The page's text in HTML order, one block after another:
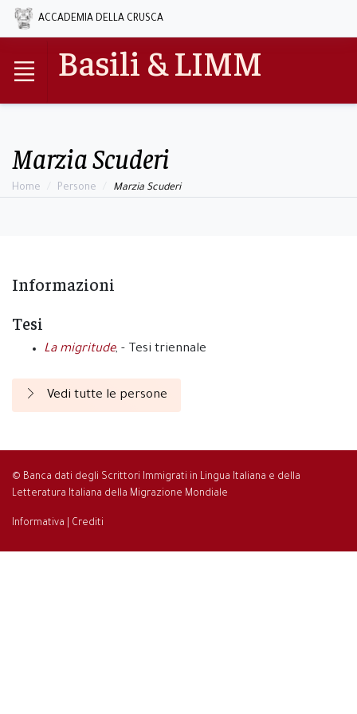
ACCADEMIA DELLA CRUSCA
Basili & LIMM
Marzia Scuderi
Home Persone Marzia Scuderi
Informazioni
Tesi
La migritude, - Tesi triennale
Vedi tutte le persone
© Banca dati degli Scrittori Immigrati in Lingua Italiana e della
Letteratura Italiana della Migrazione Mondiale
Informativa Crediti